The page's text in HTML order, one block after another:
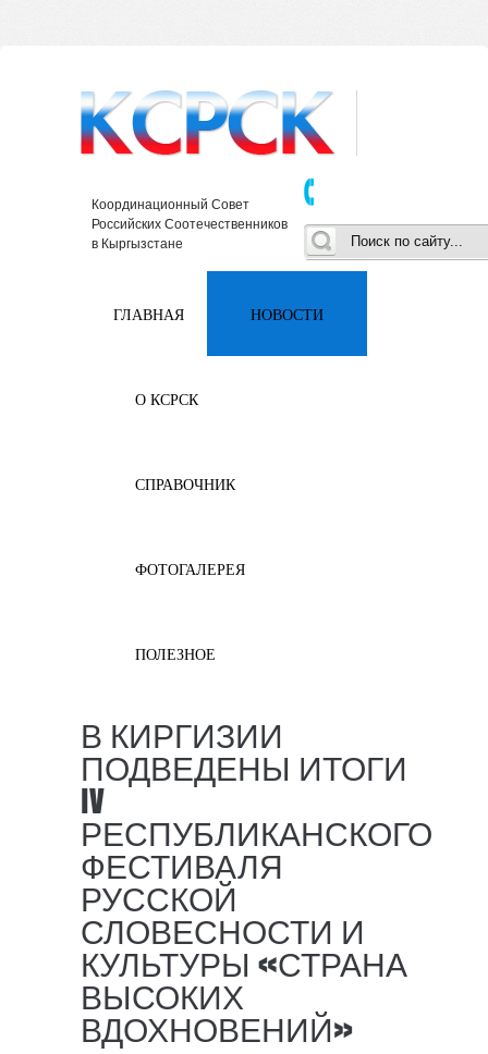
Координационный Совет
Российских Соотечественников
в Кыргызстане
ГЛАВНАЯ НОВОСТИ
О КСРСК
СПРАВОЧНИК
ФОТОГАЛЕРЕЯ
ПОЛЕЗНОЕ
В КИРГИЗИИ
ПОДВЕДЕНЫ ИТОГИ
IV
РЕСПУБЛИКАНСКОГО
ФЕСТИВАЛЯ
РУССКОЙ
СЛОВЕСНОСТИ И
КУЛЬТУРЫ «СТРАНА
ВЫСОКИХ
ВДОХНОВЕНИЙ»